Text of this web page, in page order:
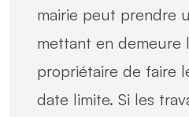
mairie peut prendre
mettant en demeure
propriétaire de faire
date limite. Si les